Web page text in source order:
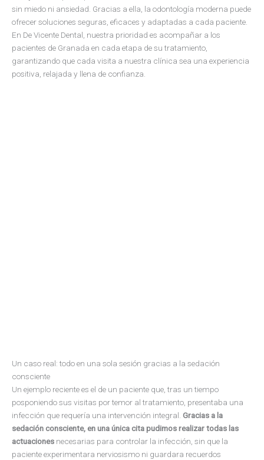
sin miedo ni ansiedad. Gracias a ella, la odontología moderna puede
ofrecer soluciones seguras, eficaces y adaptadas a cada paciente.
En De Vicente Dental, nuestra prioridad es acompañar a los
pacientes de Granada en cada etapa de su tratamiento,
garantizando que cada visita a nuestra clínica sea una experiencia
positiva, relajada y llena de confianza.
Un caso real: todo en una sola sesión gracias a la sedación
consciente
Un ejemplo reciente es el de un paciente que, tras un tiempo
posponiendo sus visitas por temor al tratamiento, presentaba una
infección que requería una intervención integral. Gracias a la
sedación consciente, en una única cita pudimos realizar todas las
actuaciones necesarias para controlar la infección, sin que la
paciente experimentara nerviosismo ni guardara recuerdos